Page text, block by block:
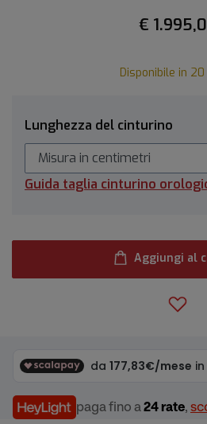
€
Disponibile in
Lunghezza del cinturino
Guida taglia cinturino
Aggiungi al
paga fino a 24 rate,